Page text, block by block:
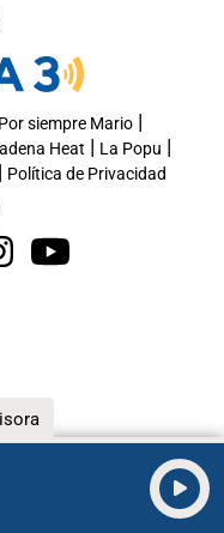
Por siempre Mario|
Heat | La Popu |
| Política de Privacidad